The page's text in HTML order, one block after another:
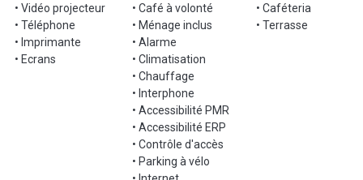
Disponible immédiatement – contactez Hub-Grade pour planifier
une visite.
Informations complémentaires sur cet espace de
Bureaux individuels insonorisés et équipés à louer. Parking sous
sol réservés. Acces espace détente et boissons chaudes inclus.
• Vidéo projecteur
• Téléphone
• Imprimante
• Ecrans
• Café à volonté
• Ménage inclus
• Alarme
• Climatisation
• Chauffage
• Interphone
• Accessibilité PMR
• Accessibilité ERP
• Contrôle d'accès
• Parking à vélo
• Caféteria
• Terrasse